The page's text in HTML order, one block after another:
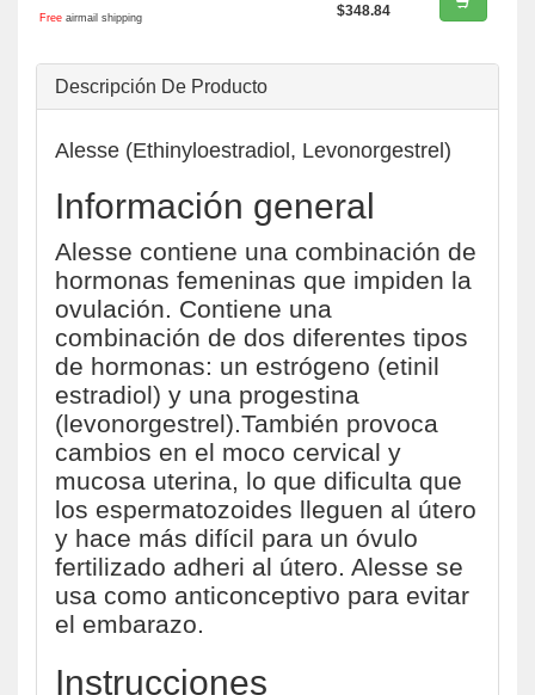
Free airmail shipping
$348.84
Descripción De Producto
Alesse (Ethinyloestradiol, Levonorgestrel)
Información general
Alesse contiene una combinación de
hormonas femeninas que impiden la
ovulación. Contiene una
combinación de dos diferentes tipos
de hormonas: un estrógeno (etinil
estradiol) y una progestina
(levonorgestrel).También provoca
cambios en el moco cervical y
mucosa uterina, lo que dificulta que
los espermatozoides lleguen al útero
y hace más difícil para un óvulo
fertilizado adheri al útero. Alesse se
usa como anticonceptivo para evitar
el embarazo.
Instrucciones